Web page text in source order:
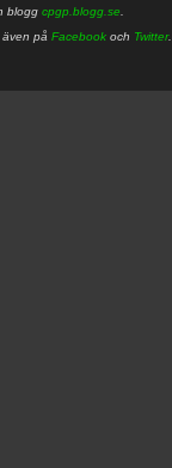
blogg cpgp.blogg.se
på Facebook och Twitter.